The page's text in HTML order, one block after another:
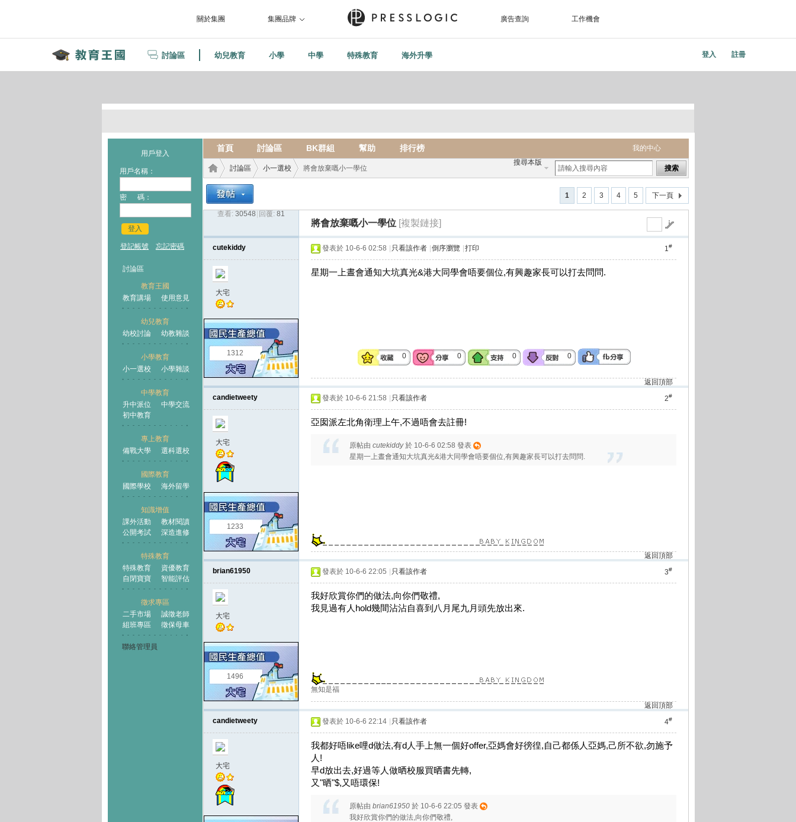
關於集團 集團品牌 廣告查詢 工作機會
討論區 幼兒教育 小學 中學 特殊教育 海外升學 登入 註冊
用戶登入
用戶名稱：
密 碼：
登入
登記帳號 忘記密碼
討論區
教育王國
教育講場
使用意見
幼兒教育
幼校討論
幼教雜談
小學教育
小一選校
小學雜談
中學教育
升中派位
中學交流
初中教育
專上教育
備戰大學
選科選校
國際教育
國際學校
海外留學
知識增值
課外活動
教材閱讀
公開考試
深造進修
特殊教育
特殊教育
資優教育
自閉寶寶
智能評估
徵求專區
二手市場
誠徵老師
組班專區
徵保母車
聯絡管理員
我的中心
首頁 討論區 BK群組 幫助 排行榜
搜尋本版
搜索
教育
王國
›
討論區
›
小一選校 將會放棄嘅小一學位
1 2 3 4 5 下一頁
查看: 30548 回覆: 81
將會放棄嘅小一學位 [複製鏈接]
cutekiddy
大宅
1312
1#
發表於 10-6-6 02:58 只看該作者 倒序瀏覽 打印
星期一上晝會通知大坑真光&港大同學會唔要個位,有興趣家長可以打去問問.
0 0 0 0
返回頂部
candietweety
大宅
1233
2#
發表於 10-6-6 21:58 只看該作者
亞囡派左北角衛理上午,不過唔會去註冊!
原帖由 cutekiddy於 10-6-6 02:58 發表
星期一上晝會通知大坑真光&港大同學會唔要個位,有興趣家長可以打去問問.
返回頂部
brian61950
大宅
1496
3#
發表於 10-6-6 22:05 只看該作者
我好欣賞你們的做法,向你們敬禮,
我見過有人hold幾間沾沾自喜到八月尾九月頭先放出來.
無知是福
返回頂部
candietweety
大宅
4#
發表於 10-6-6 22:14 只看該作者
我都好唔like哩d做法,有d人手上無一個好offer,亞媽會好徬徨,自己都係人亞媽,己所不欲,勿施予
人!
早d放出去,好過等人做晒校服買晒書先轉,
又"晒"$,又唔環保!
原帖由 brian61950 於 10-6-6 22:05 發表
我好欣賞你們的做法,向你們敬禮,